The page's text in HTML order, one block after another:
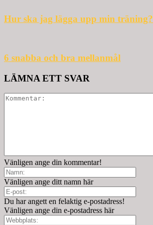
Hur ska jag lägga upp min träning?
6 snabba och bra mellanmål
LÄMNA ETT SVAR
Vänligen ange din kommentar!
Vänligen ange ditt namn här
Du har angett en felaktig e-postadress!
Vänligen ange din e-postadress här